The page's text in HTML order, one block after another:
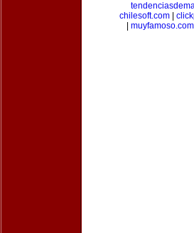
chilesoft.com
muyfamoso.com